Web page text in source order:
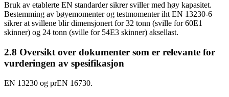
Bruk av etablerte EN standarder sikrer sviller med høy kapasitet.
Bestemming av bøyemomenter og testmomenter iht EN 13230-6
sikrer at svillene blir dimensjonert for 32 tonn (sville for 60E1
skinner) og 24 tonn (sville for 54E3 skinner) aksellast.
2.8 Oversikt over dokumenter som er relevante for
vurderingen av spesifikasjon
EN 13230 og prEN 16730.